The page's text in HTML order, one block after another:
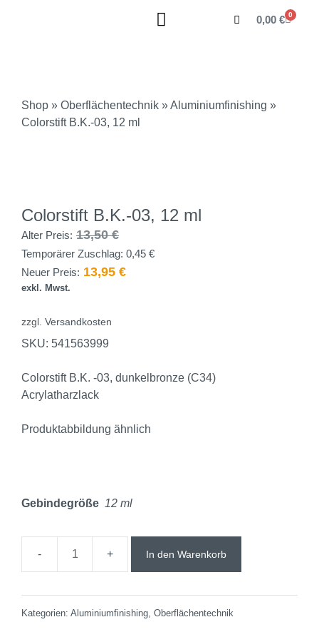
0,00 € 0
Shop » Oberflächentechnik »Aluminiumfinishing »
Colorstift B.K.-03, 12 ml
Colorstift B.K.-03, 12 ml
Alter Preis: 13,50€
Temporärer Zuschlag: 0,45 €
Neuer Preis: 13,95 €
exkl. Mwst.
zzgl. Versandkosten
SKU: 541563999
Colorstift B.K. -03, dunkelbronze (C34)
Acrylatharzlack
Produktabbildung ähnlich
Gebindegröße 12 ml
In den Warenkorb
Kategorien: Aluminiumfinishing, Oberflächentechnik